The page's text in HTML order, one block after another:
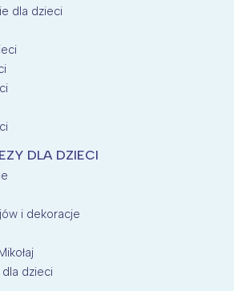
dla dzieci
DLA DZIECI
i dekoracje
dla dzieci